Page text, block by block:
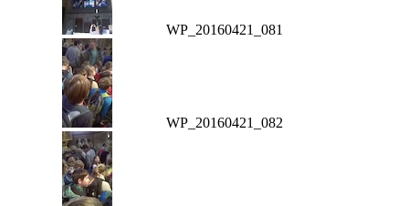
WP_20160421_081
WP_20160421_082